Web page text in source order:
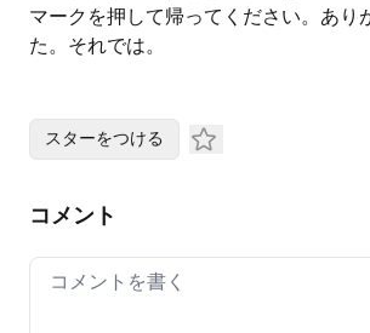
マークを押して帰ってください。あり
た。それでは。
スターをつける
コメント
Your comment